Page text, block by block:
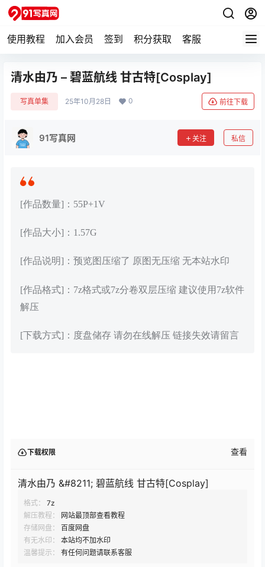
使用教程 加入会员 签到 积分获取 客服
清水由乃 – 碧蓝航线 甘古特[Cosplay]
写真单集 25年10月28日 0 前往下载
91写真网 关注 私信
[作品数量]：55P+1V
[作品大小]：1.57G
[作品说明]：预览图压缩了 原图无压缩 无本站水印
[作品格式]：7z格式或7z分卷双层压缩 建议使用7z软件
解压
[下载方式]：度盘储存 请勿在线解压 链接失效请留言
下载权限 查看
清水由乃 &#8211; 碧蓝航线 甘古特[Cosplay]
格式：
7z
解压教程：
网站最顶部查看教程
存储网盘：
百度网盘
有无水印：
本站均不加水印
温馨提示：
有任何问题请联系客服